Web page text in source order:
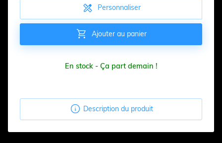
 Personnaliser
 Ajouter au panier
En stock - Ça part demain !
 Description du produit